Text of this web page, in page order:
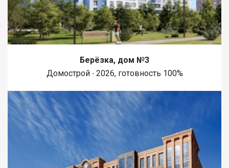
Берёзка, дом №3
Домострой ∙ 2026, готовность 100%